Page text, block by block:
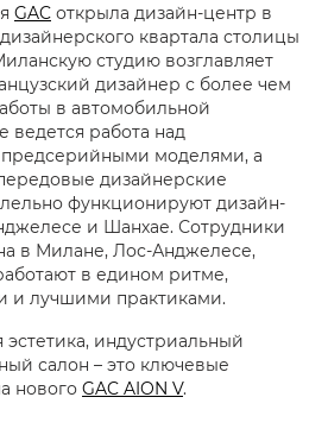
GAC открыла дизайн-центр в
квартала столицы
студию возглавляет
дизайнер с более чем
в автомобильной
ведется работа над
моделями, а
дизайнерские
функционируют дизайн-
и Шанхае. Сотрудники
в Милане, Лос-Анджелесе,
в едином ритме,
и лучшими практиками.
индустриальный
салон – это ключевые
нового GAC AION V.